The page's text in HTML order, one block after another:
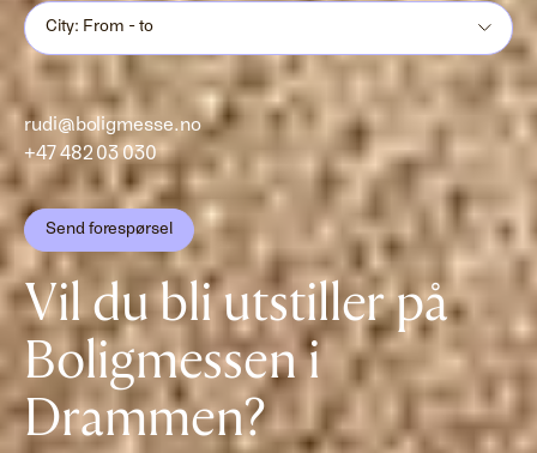
City: From - to
rudi@boligmesse.no
+47 482 03 030
Send forespørsel
Vil du bli utstiller på
Boligmessen i
Drammen?